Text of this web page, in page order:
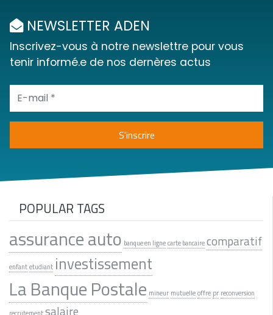
NEWSLETTER ADEN
Inscrivez-vous à notre newslettre pour vous
tenir informé.e de nos dernères actus
POPULAR TAGS
assurance auto banque en lignecarte bancairecomparatif
enfantetudiant investissement
La Banque Postale mineur mutuelleoffre pr reconversion
salaire